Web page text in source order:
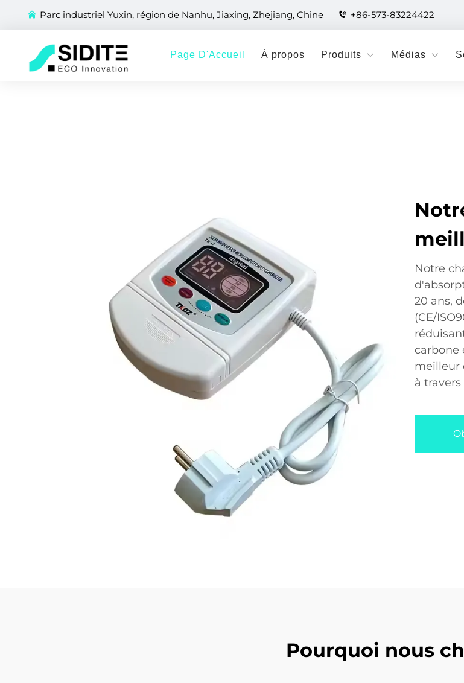
Parc industriel Yuxin, région de Nanhu, Jiaxing, Zhejiang, Chine +86-573-83224422
Page D'Accueil À propos Produits Médias
Notre
20 ans,
(CE/
carbone
meilleur
à
Pourquoi nous